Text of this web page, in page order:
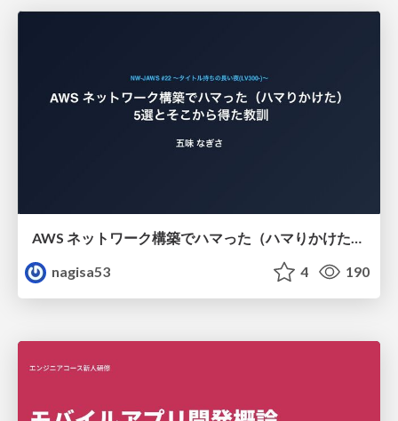
AWS ネットワーク構築でハマった（ハマりかけた） 5選とそこから得た教訓
nagisa53
4 190